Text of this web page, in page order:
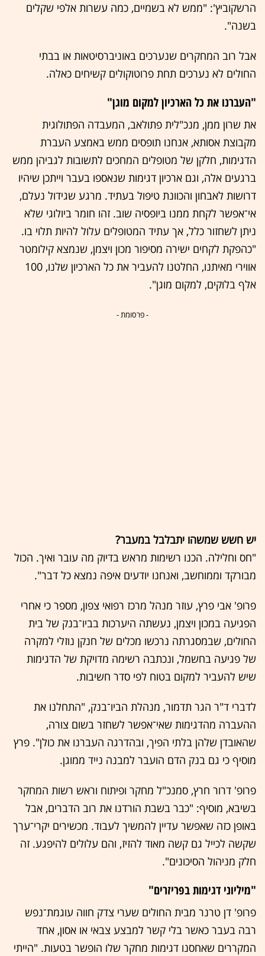
הרשקוביץ': "ממש לא בשמיים, כמה עשרות אלפי שקלים
בשנה".
אבל רוב המחקרים שנערכים באוניברסיטאות או בבתי
החולים לא נערכים תחת פרוטוקולים קשיחים כאלה.
"העברנו את כל הארכיון למקום מוגן"
את שרון ממן, מנכ"לית פתולאב, המעבדה הפתולוגית
מקבוצת אסותא, אנחנו תופסים ממש באמצע העברת
הדגימות, חלקן של מטופלים המחכים לתשובות לגביהן ממש
ברגעים אלה, וגם ארכיון דגימות שנאספו בעבר וייתכן שיהיו
דרושות לאבחון והכוונת טיפול בעתיד. מרגע שגידול נעלם,
אי־אפשר לקחת ממנו ביופסיה שוב. זהו חומר ביולוגי שלא
ניתן לשחזור כלל, אך עתיד המטופלים עלול להיות תלוי בו.
"כהפקת לקחים ישירה מסיפור מכון ויצמן, שנמצא קילומטר
אווירי מאיתנו, החלטנו להעביר את כל הארכיון שלנו, 100
אלף בלוקים, למקום מוגן".
- פרסומת -
יש חשש שמשהו יתבלבל במעבר?
"חס וחלילה. הכנו רשימות מראש בדיוק מה עובר ואיך. הכול
מבורקד וממוחשב, ואנחנו יודעים איפה נמצא כל דבר".
פרופ' אבי פרץ, עוזר מנהל מרכז רפואי צפון, מספר כי אחרי
הפגיעה במכון ויצמן, נעשתה היערכות בביו־בנק של בית
החולים, שבמסגרתה נרכשו מכלים של חנקן נוזלי למקרה
של פגיעה בחשמל, ונכתבה רשימה מדויקת של הדגימות
שיש להעביר למקום בטוח לפי סדר חשיבות.
לדברי ד"ר הגר תדמור, מנהלת הביו־בנק, "התחלנו את
ההעברה מהדגימות שאי־אפשר לשחזר בשום צורה,
שהאובדן שלהן בלתי הפיך, ובהדרגה העברנו את כולן". פרץ
מוסיף כי גם בנק הדם הועבר למבנה נייד ממוגן.
פרופ' דרור חרץ, סמנכ"ל מחקר ופיתוח וראש רשות המחקר
בשיבא, מוסיף: "כבר בשבת הורדנו את רוב הדברים, אבל
באופן כזה שאפשר עדיין להמשיך לעבוד. מכשירים יקרי־ערך
שקשה לכייל גם קשה מאוד להזיז, והם עלולים להיפגע. זה
חלק מניהול הסיכונים".
"מיליוני דגימות בפריזרים"
פרופ' דן טרנר מבית החולים שערי צדק חווה עוגמת־נפש
רבה בעבר כאשר בלי קשר למבצע צבאי או אסון, אחד
המקררים שאחסנו דגימות מחקר שלו הופשר בטעות. "הייתי